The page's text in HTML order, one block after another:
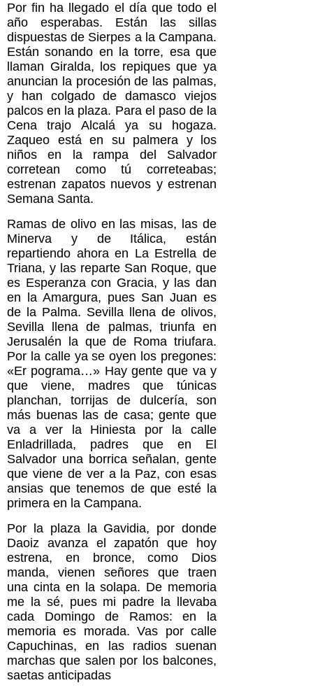
Por fin ha llegado el día que todo el
año esperabas. Están las sillas
dispuestas de Sierpes a la Campana.
Están sonando en la torre, esa que
llaman Giralda, los repiques que ya
anuncian la procesión de las palmas,
y han colgado de damasco viejos
palcos en la plaza. Para el paso de la
Cena trajo Alcalá ya su hogaza.
Zaqueo está en su palmera y los
niños en la rampa del Salvador
corretean como tú correteabas;
estrenan zapatos nuevos y estrenan
Semana Santa.
Ramas de olivo en las misas, las de
Minerva y de Itálica, están
repartiendo ahora en La Estrella de
Triana, y las reparte San Roque, que
es Esperanza con Gracia, y las dan
en la Amargura, pues San Juan es
de la Palma. Sevilla llena de olivos,
Sevilla llena de palmas, triunfa en
Jerusalén la que de Roma triufara.
Por la calle ya se oyen los pregones:
«Er pograma…» Hay gente que va y
que viene, madres que
túnicas
planchan, torrijas de dulcería, son
más buenas las de casa; gente que
va a ver la Hiniesta por la calle
Enladrillada, padres que en El
Salvador una borrica señalan, gente
que viene de ver a la Paz, con esas
ansias que tenemos de que esté la
primera en la Campana.
Por la plaza la Gavidia, por donde
Daoiz avanza el zapatón que hoy
estrena, en bronce, como Dios
manda, vienen señores que traen
una cinta en la solapa. De memoria
me la sé, pues mi padre la llevaba
cada Domingo de Ramos: en la
memoria es morada. Vas por calle
Capuchinas, en las radios suenan
marchas que salen por los balcones,
saetas anticipadas